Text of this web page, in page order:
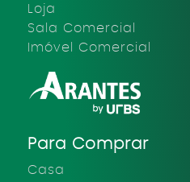
Loja
Sala Comercial
Imóvel Comercial
Para Comprar
Casa